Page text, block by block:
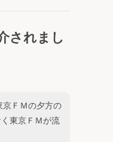
されまし
京ＦＭの夕方の
東京ＦＭが流